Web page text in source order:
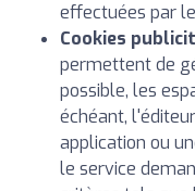
effectuées par
Cookies
permettent de
possible, les
échéant,
application ou
le service